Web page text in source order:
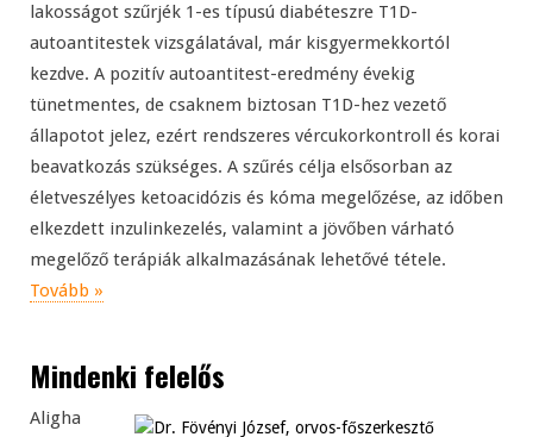
lakosságot szűrjék 1-es típusú diabéteszre T1D-
autoantitestek vizsgálatával, már kisgyermekkortól
kezdve. A pozitív autoantitest-eredmény évekig
tünetmentes, de csaknem biztosan T1D-hez vezető
állapotot jelez, ezért rendszeres vércukorkontroll és korai
beavatkozás szükséges. A szűrés célja elsősorban az
életveszélyes ketoacidózis és kóma megelőzése, az időben
elkezdett inzulinkezelés, valamint a jövőben várható
megelőző terápiák alkalmazásának lehetővé tétele.
Tovább »
Mindenki felelős
Aligha